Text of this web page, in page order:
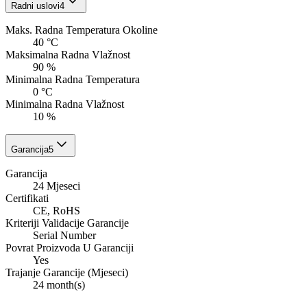
Radni uslovi4
Maks. Radna Temperatura Okoline
40 °C
Maksimalna Radna Vlažnost
90 %
Minimalna Radna Temperatura
0 °C
Minimalna Radna Vlažnost
10 %
Garancija5
Garancija
24 Mjeseci
Certifikati
CE, RoHS
Kriteriji Validacije Garancije
Serial Number
Povrat Proizvoda U Garanciji
Yes
Trajanje Garancije (Mjeseci)
24 month(s)